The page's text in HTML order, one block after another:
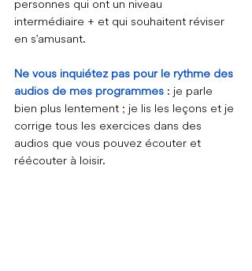
personnes qui ont un niveau
intermédiaire + et qui souhaitent réviser
en s'amusant.
Ne vous inquiétez pas pour le rythme des
audios de mes programmes : je parle
bien plus lentement ; je lis les leçons et je
corrige tous les exercices dans des
audios que vous pouvez écouter et
réécouter à loisir.